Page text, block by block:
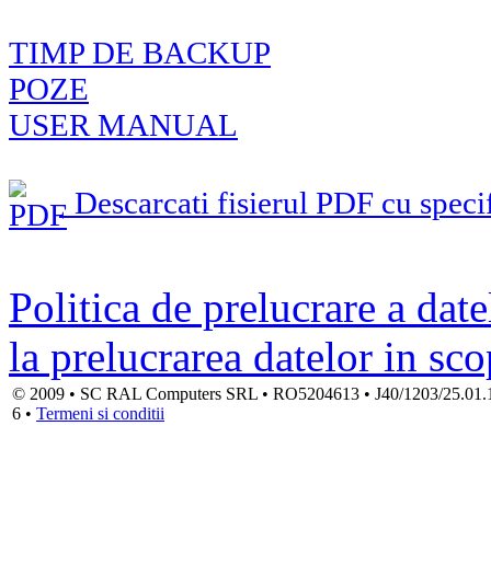
TIMP DE BACKUP
POZE
USER MANUAL
Descarcati fisierul PDF cu
Politica de prelucrare a
la prelucrarea datelor in
© 2009 • SC RAL Computers SRL • RO5204613 • J40/1203/
6 • Termeni si conditii